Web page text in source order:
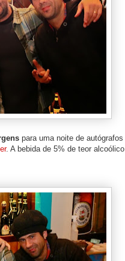
para uma noite de autógrafos
. A bebida de 5% de teor alcoólico